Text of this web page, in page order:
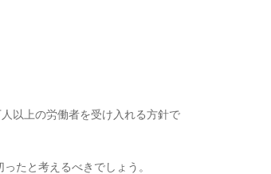
以上の労働者を受け入れる方針で
たと考えるべきでしょう。